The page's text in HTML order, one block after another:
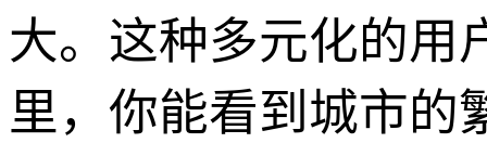
大。这种多元化的用
里，你能看到城市的